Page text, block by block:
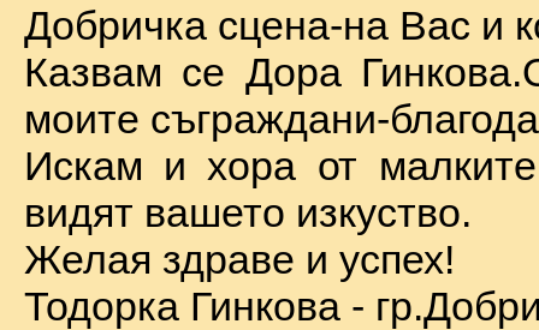
Добричка сцена-на Вас и
Казвам се Дора
моите съграждани-
Искам и хора от
видят вашето изкуство.
Желая здраве и успех!
Тодорка Гинкова -